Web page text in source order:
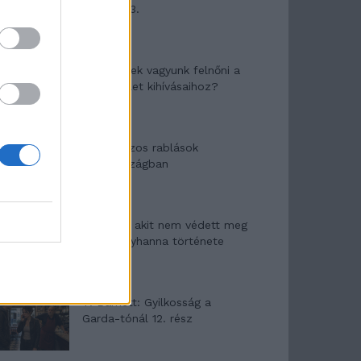
mítosza 3.
Képtelenek vagyunk felnőni a
felnőtt élet kihívásaihoz?
Altatógázos rablások
Olaszországban
A kislány, akit nem védett meg
senki – Lyhanna története
T. Barnett: Gyilkosság a
Garda-tónál 12. rész